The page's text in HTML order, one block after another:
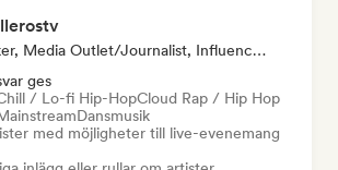
Booker, Media Outlet/Journalist, Influencer I Sociala Medier
ges
/ Lo-fi Hip-HopCloud Rap / Hip Hop
Dansmusik
med möjligheter till live-evenemang